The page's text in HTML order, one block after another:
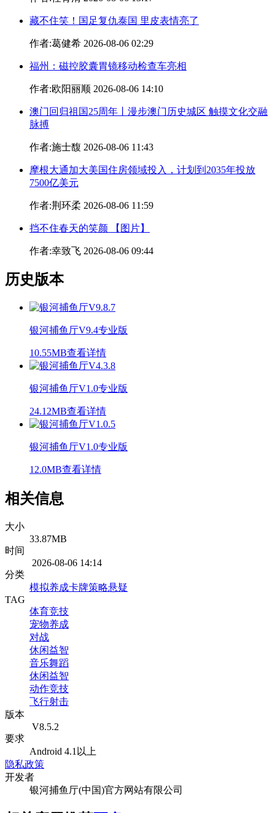
藏不住笑！国足复仇泰国 里皮表情亮了
作者:葛健希 2026-08-06 02:29
福州：磁控胶囊胃镜移动检查车亮相
作者:欧阳丽顺 2026-08-06 14:10
澳门回归祖国25周年丨漫步澳门历史城区 触摸文化交融
脉搏
作者:施士馥 2026-08-06 11:43
摩根大通加大美国住房领域投入，计划到2035年投放
7500亿美元
作者:荆环柔 2026-08-06 11:59
挡不住春天的笑颜 【图片】
作者:幸致飞 2026-08-06 09:44
历史版本
银河捕鱼厅V9.4专业版
10.55MB查看详情
银河捕鱼厅V1.0专业版
24.12MB查看详情
银河捕鱼厅V1.0专业版
12.0MB查看详情
相关信息
大小
33.87MB
时间
2026-08-06 14:14
分类
模拟养成卡牌策略悬疑
TAG
体育竞技
宠物养成
对战
休闲益智
音乐舞蹈
休闲益智
动作竞技
飞行射击
版本
V8.5.2
要求
Android 4.1以上
隐私政策
开发者
银河捕鱼厅(中国)官方网站有限公司